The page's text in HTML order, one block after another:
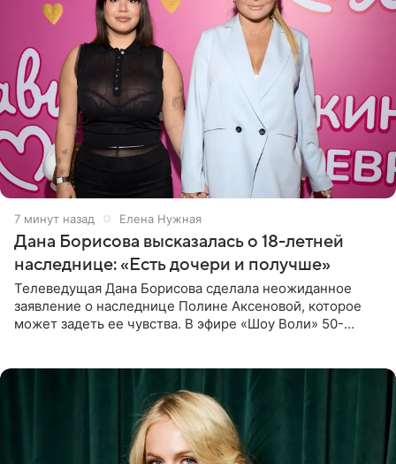
7 минут назад Елена Нужная
Дана Борисова высказалась о 18-летней
наследнице: «Есть дочери и получше»
Телеведущая Дана Борисова сделала неожиданное
заявление о наследнице Полине Аксеновой, которое
может задеть ее чувства. В эфире «Шоу Воли» 50-